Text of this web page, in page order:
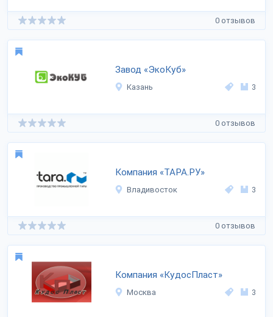
0 отзывов
Завод «ЭкоКуб»
Казань 3
0 отзывов
Компания «ТАРА.РУ»
Владивосток 3
0 отзывов
Компания «КудосПласт»
Москва 3